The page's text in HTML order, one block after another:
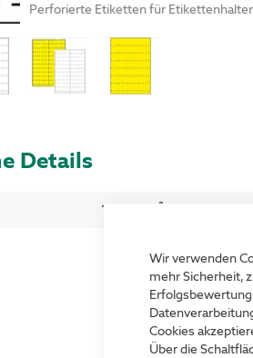
Wir verwenden
mehr Sicherheit,
Cookies
Über die
Perforierte Etiketten für Etikettenhalter
Details
160 g/m² Papier